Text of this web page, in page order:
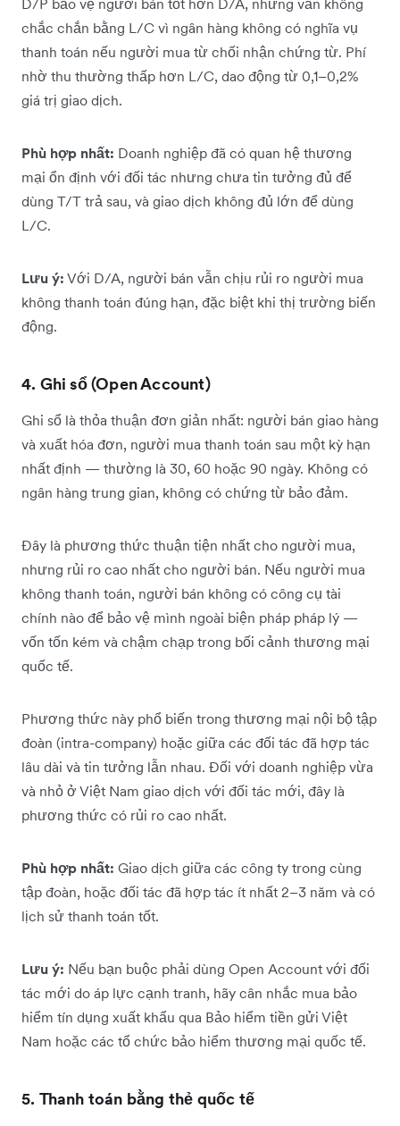
chắc chắn bằng L/C vì ngân hàng không có nghĩa vụ
thanh toán nếu người mua từ chối nhận chứng từ. Phí
nhờ thu thường thấp hơn L/C, dao động từ 0,1–0,2%
giá trị giao dịch.
Phù hợp nhất: Doanh nghiệp đã có quan hệ thương
mại ổn định với đối tác nhưng chưa tin tưởng đủ để
dùng T/T trả sau, và giao dịch không đủ lớn để dùng
L/C.
Lưu ý: Với D/A, người bán vẫn chịu rủi ro người mua
không thanh toán đúng hạn, đặc biệt khi thị trường biến
động.
4. Ghi sổ (Open Account)
Ghi sổ là thỏa thuận đơn giản nhất: người bán giao hàng
và xuất hóa đơn, người mua thanh toán sau một kỳ hạn
nhất định — thường là 30, 60 hoặc 90 ngày. Không có
ngân hàng trung gian, không có chứng từ bảo đảm.
Đây là phương thức thuận tiện nhất cho người mua,
nhưng rủi ro cao nhất cho người bán. Nếu người mua
không thanh toán, người bán không có công cụ tài
chính nào để bảo vệ mình ngoài biện pháp pháp lý —
vốn tốn kém và chậm chạp trong bối cảnh thương mại
quốc tế.
Phương thức này phổ biến trong thương mại nội bộ tập
đoàn (intra-company) hoặc giữa các đối tác đã hợp tác
lâu dài và tin tưởng lẫn nhau. Đối với doanh nghiệp vừa
và nhỏ ở Việt Nam giao dịch với đối tác mới, đây là
phương thức có rủi ro cao nhất.
Phù hợp nhất: Giao dịch giữa các công ty trong cùng
tập đoàn, hoặc đối tác đã hợp tác ít nhất 2–3 năm và có
lịch sử thanh toán tốt.
Lưu ý: Nếu bạn buộc phải dùng Open Account với đối
tác mới do áp lực cạnh tranh, hãy cân nhắc mua bảo
hiểm tín dụng xuất khẩu qua Bảo hiểm tiền gửi Việt
Nam hoặc các tổ chức bảo hiểm thương mại quốc tế.
5. Thanh toán bằng thẻ quốc tế